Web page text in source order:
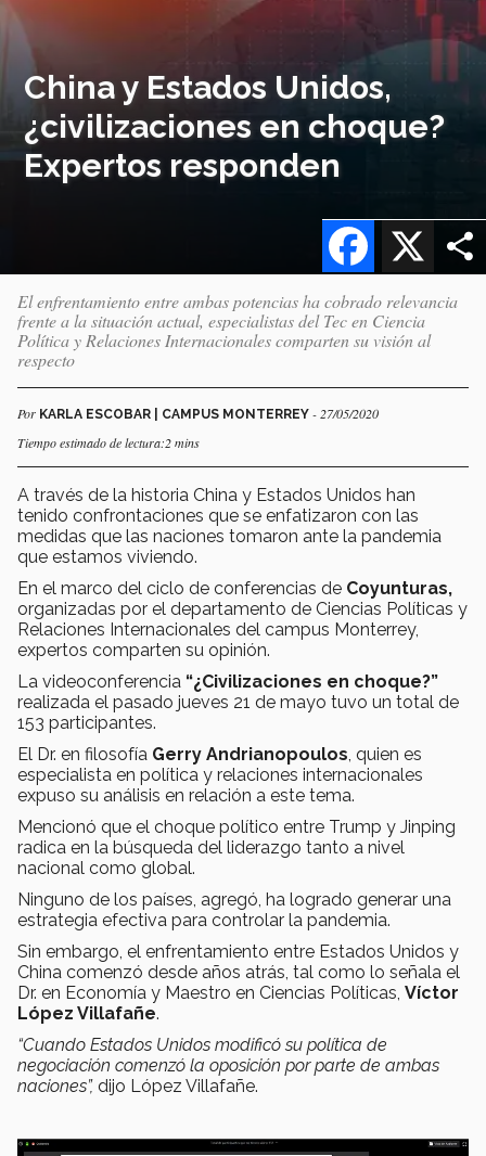
China y Estados Unidos,
¿civilizaciones en choque?
Expertos responden
X
Facebook
El enfrentamiento entre ambas potencias ha cobrado relevancia
frente a la situación actual, especialistas del Tec en Ciencia
Política y Relaciones Internacionales comparten su visión al
respecto
Por KARLA ESCOBAR | CAMPUS MONTERREY - 27/05/2020
Tiempo estimado de lectura:2 mins
A través de la historia China y Estados Unidos han
tenido confrontaciones que se enfatizaron con las
medidas que las naciones tomaron ante la pandemia
que estamos viviendo.
En el marco del ciclo de conferencias de Coyunturas,
organizadas por el departamento de Ciencias Políticas y
Relaciones Internacionales del campus Monterrey,
expertos comparten su opinión.
La videoconferencia “¿Civilizaciones en choque?”
realizada el pasado jueves 21 de mayo tuvo un total de
153 participantes.
El Dr. en filosofía Gerry Andrianopoulos , quien es
especialista en política y relaciones internacionales
expuso su análisis en relación a este tema.
Mencionó que el choque político entre Trump y Jinping
radica en la búsqueda del liderazgo tanto a nivel
nacional como global.
Ninguno de los países, agregó, ha logrado generar una
estrategia efectiva para controlar la pandemia.
Sin embargo, el enfrentamiento entre Estados Unidos y
China comenzó desde años atrás, tal como lo señala el
Dr. en Economía y Maestro en Ciencias Políticas, Víctor
López Villafañe.
“Cuando Estados Unidos modificó su política de
negociación comenzó la oposición por parte de ambas
naciones”, dijo López Villafañe.